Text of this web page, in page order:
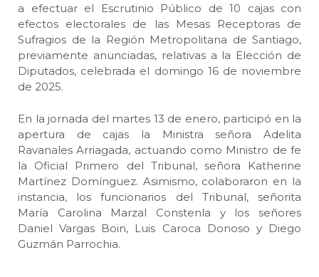
a efectuar el Escrutinio Público de 10 cajas con
efectos electorales de las Mesas Receptoras de
Sufragios de la Región Metropolitana de Santiago,
previamente anunciadas, relativas a la Elección de
Diputados, celebrada el domingo 16 de noviembre
de 2025.
En la jornada del martes 13 de enero, participó en la
apertura de cajas la Ministra señora Adelita
Ravanales Arriagada, actuando como Ministro de fe
la Oficial Primero del Tribunal, señora Katherine
Martínez Domínguez. Asimismo, colaboraron en la
instancia, los funcionarios del Tribunal, señorita
María Carolina Marzal Constenla y los señores
Daniel Vargas Boin, Luis Caroca Donoso y Diego
Guzmán Parrochia.